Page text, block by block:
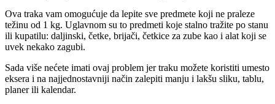
Ova traka vam omogućuje da lepite sve predmete koji ne praleze
težinu od 1 kg. Uglavnom su to predmeti koje stalno tražite po stanu
ili kupatilu: daljinski, četke, brijači, četkice za zube kao i alat koji se
uvek nekako zagubi.
Sada više nećete imati ovaj problem jer traku možete koristiti umesto
eksera i na najjednostavniji način zalepiti manju i lakšu sliku, tablu,
planer ili kalendar.